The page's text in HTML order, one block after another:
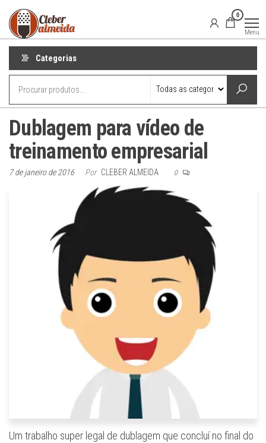
Pular
para
o
conteúdo
Cleber
Almeida
projeto de
comunicação
0
Menu
Categorias
Dublagem para vídeo de
treinamento empresarial
7 de janeiro de 2016 Por CLEBER ALMEIDA 0
Um trabalho super legal de dublagem que concluí no final do